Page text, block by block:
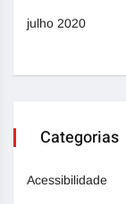
julho 2020
Categorias
Acessibilidade